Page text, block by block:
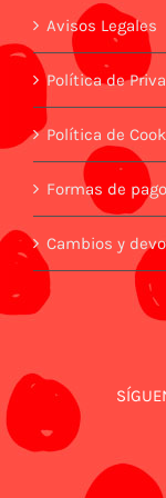
Avisos Legales
Política de
Política de
Formas de
Cambios y